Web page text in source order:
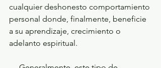
cualquier deshonesto comportamiento
personal donde, finalmente, beneficie
a su aprendizaje, crecimiento o
adelanto espiritual.